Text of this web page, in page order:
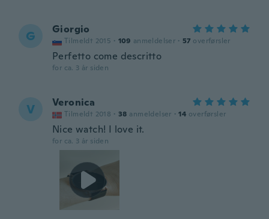
G Giorgio
Tilmeldt 2015 · 109 anmeldelser · 57 overførsler
Perfetto come descritto
for ca. 3 år siden
V Veronica
Tilmeldt 2018 · 38 anmeldelser · 14 overførsler
Nice watch! I love it.
for ca. 3 år siden